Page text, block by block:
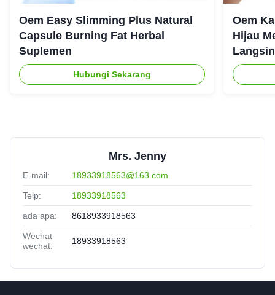
Oem Easy Slimming Plus Natural
Capsule Burning Fat Herbal
Suplemen
Hubungi Sekarang
Oem
Hijau
Mrs. Jenny
E-mail: 18933918563@163.com
Telp: 18933918563
ada apa: 8618933918563
Wechat
wechat:
18933918563